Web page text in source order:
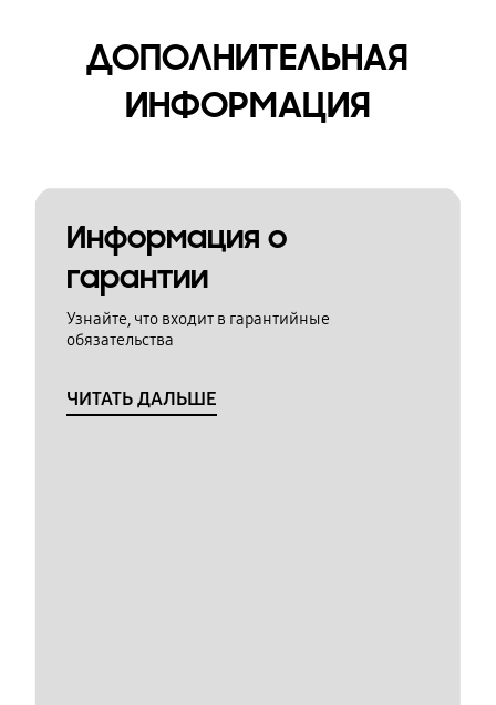
ДОПОЛНИТЕЛЬНАЯ
ИНФОРМАЦИЯ
Информация о
гарантии
Узнайте, что входит в гарантийные
обязательства
ЧИТАТЬ ДАЛЬШЕ